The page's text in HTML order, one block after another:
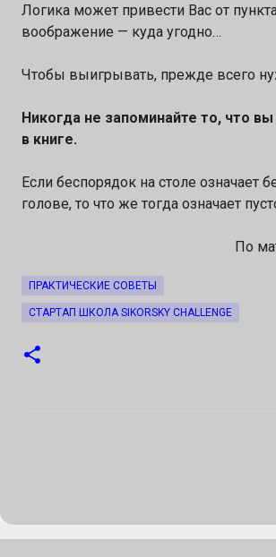
Логика может привести Вас от
воображение — куда угодно…
Чтобы выигрывать, прежде всего
Никогда не запоминайте то, что
в книге.
Если беспорядок на столе означает
голове, то что же тогда означает
По
ПРАКТИЧЕСКИЕ СОВЕТЫ
СТАРТАП ШКОЛА SIKORSKY CHALLENGE
н